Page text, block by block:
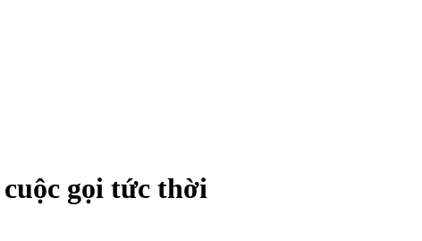
cuộc gọi tức thời